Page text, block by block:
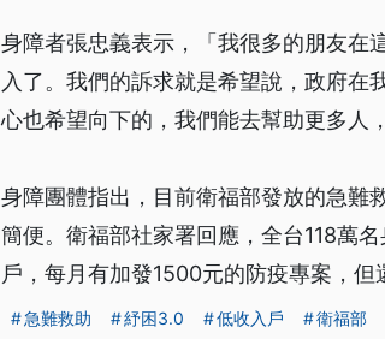
身障者張忠義表示，「我很多的朋友在
入了。我們的訴求就是希望說，政府
心也希望向下的，我們能去幫助更多人
身障團體指出，目前衛福部發放的急難
簡便。衛福部社家署回應，全台118萬
戶，每月有加發1500元的防疫專案，但
急難救助 紓困3.0 低收入戶 衛福部